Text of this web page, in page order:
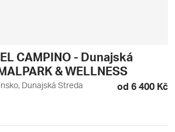
CAMPINO - Dunajská
& WELLNESS
Dunajská Streda od 6 400 Kč